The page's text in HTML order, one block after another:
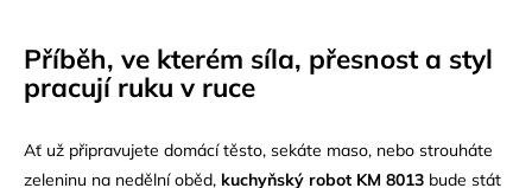
Příběh, ve kterém síla, přesnost a styl
pracují ruku v ruce
Ať už připravujete domácí těsto, sekáte maso, nebo strouháte
zeleninu na nedělní oběd, kuchyňský robot KM 8013 bude stát